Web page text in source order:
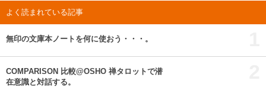
よく読まれている記事
無印の文庫本ノートを何に使おう・・・。
COMPARISON 比較@OSHO 禅タロットで潜
在意識と対話する。